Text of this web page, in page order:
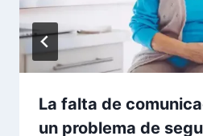
La falta de
un problema de